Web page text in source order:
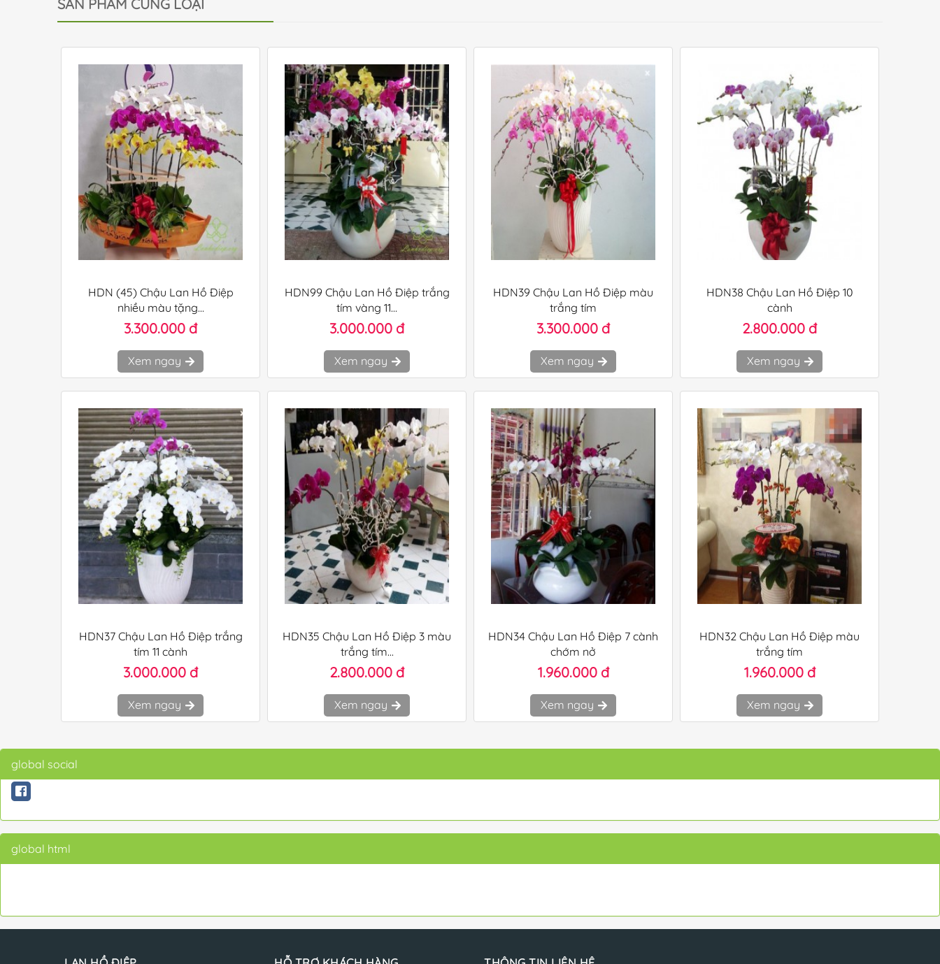
SẢN PHẨM CÙNG LOẠI
HDN (45) Chậu Lan Hồ Điệp
nhiều màu tặng...
3.300.000 đ
Xem ngay
HDN99 Chậu Lan Hồ Điệp trắng
tím vàng 11...
3.000.000 đ
Xem ngay
HDN39 Chậu Lan Hồ Điệp màu
trắng tím
3.300.000 đ
Xem ngay
HDN38 Chậu Lan Hồ Điệp 10
cành
2.800.000 đ
Xem ngay
HDN37 Chậu Lan Hồ Điệp trắng
tím 11 cành
3.000.000 đ
Xem ngay
HDN35 Chậu Lan Hồ Điệp 3 màu
trắng tím...
2.800.000 đ
Xem ngay
HDN34 Chậu Lan Hồ Điệp 7 cành
chớm nở
1.960.000 đ
Xem ngay
HDN32 Chậu Lan Hồ Điệp màu
trắng tím
1.960.000 đ
Xem ngay
global social
global html